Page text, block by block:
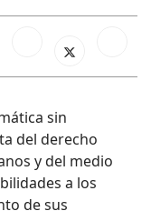
sin
del derecho
y del medio
a los
de sus